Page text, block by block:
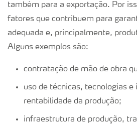
também para a exportação. Por
fatores que contribuem para
adequada e, principalmente,
Alguns exemplos são:
contratação de mão de obra
uso de técnicas, tecnologias e
rentabilidade da produção;
infraestrutura de produção,